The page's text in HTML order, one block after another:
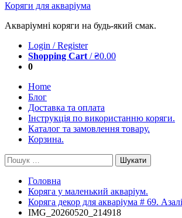
Коряги для акваріума
Акваріумні коряги на будь-який смак.
Login / Register
Shopping Cart /₴0.00
0
Home
Блог
Доставка та оплата
Інструкція по використанню коряги.
Каталог та замовлення товару.
Корзина.
Пошук:
Головна
Коряга у маленький акваріум.
Коряга декор для акваріума # 69.
IMG_20260520_214918